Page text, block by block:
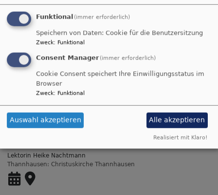
Lektorin Heike Nachtmann
Thannhausen
Christuskirche Thannhausen
Funktional (immer erforderlich)
Speichern von Daten: Cookie für die Benutzersitzung
Zweck: Funktional
Consent Manager (immer erforderlich)
Cookie Consent speichert Ihre Einwilligungsstatus im
Browser
Zweck: Funktional
Auswahl akzeptieren Alle akzeptieren
Realisiert mit Klaro!